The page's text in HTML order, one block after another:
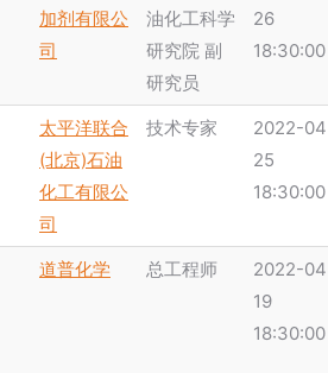
加剂有限公
司
油化工科学
研究院 副
研究员
26
18:30:00
太平洋联合
(北京)石油
化工有限公
司
技术专家
2022-
25
18:30:00
道普化学 总工程师
2022-
19
18:30:00